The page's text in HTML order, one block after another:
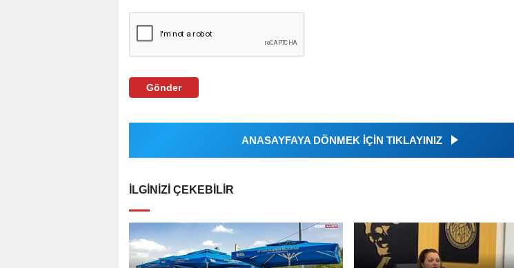
Gönder
ANASAYFAYA DÖNMEK İÇİN TIKLAYINIZ
İLGINIZI ÇEKEBILIR